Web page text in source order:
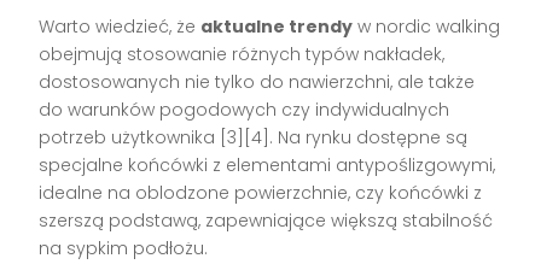
Warto wiedzieć, że aktualne trendy w nordic walking
obejmują stosowanie różnych typów nakładek,
dostosowanych nie tylko do nawierzchni, ale także
do warunków pogodowych czy indywidualnych
potrzeb użytkownika [3][4]. Na rynku dostępne są
specjalne końcówki z elementami antypoślizgowymi,
idealne na oblodzone powierzchnie, czy końcówki z
szerszą podstawą, zapewniające większą stabilność
na sypkim podłożu.